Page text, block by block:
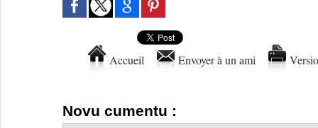
Accueil Envoyer à un ami
Novu cumentu :